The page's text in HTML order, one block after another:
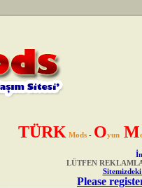
TÜRK Mods - Oyun M
LÜTFEN
Please